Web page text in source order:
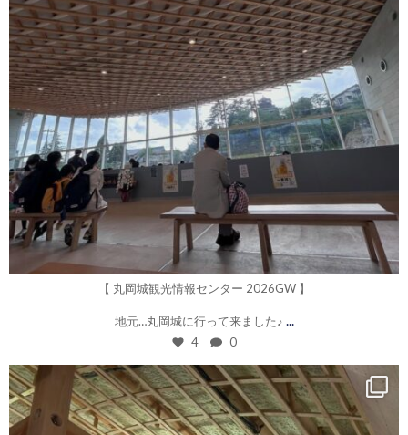
5月 4
【 丸岡城観光情報センター 2026GW 】
地元…丸岡城に行って来ました♪ ...
4 0
roku_design